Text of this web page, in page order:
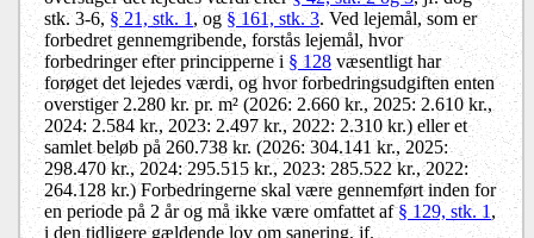
stk. 3-6,§ 21, stk. 1, og§ 161, stk. 3. Ved lejemål, som er
forbedret gennemgribende, forstås lejemål, hvor
forbedringer efter principperne i § 128 væsentligt har
forøget det lejedes værdi, og hvor forbedringsudgiften enten
overstiger 2.280 kr. pr. m² (2026: 2.660 kr., 2025: 2.610 kr.,
2024: 2.584 kr., 2023: 2.497 kr., 2022: 2.310 kr.) eller et
samlet beløb på 260.738 kr. (2026: 304.141 kr., 2025:
298.470 kr., 2024: 295.515 kr., 2023: 285.522 kr., 2022:
264.128 kr.) Forbedringerne skal være gennemført inden for
en periode på 2 år og må ikke være omfattet af§ 129, stk. 1,
i den tidligere gældende lov om sanering, jf.